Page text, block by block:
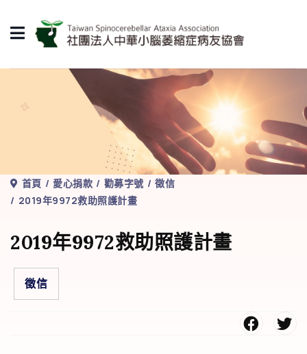
首頁 愛心捐款 勸募字號
徵信
2019年9972救助照護計畫
2019年9972救助照護計畫
徵信